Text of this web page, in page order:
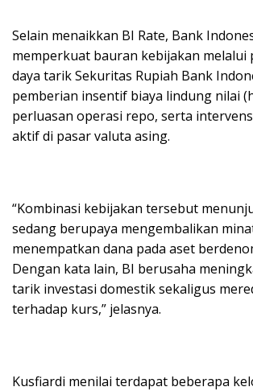
Selain menaikkan BI Rate, Bank
memperkuat bauran kebijakan melalui
daya tarik Sekuritas Rupiah Bank
pemberian insentif biaya lindung nilai
perluasan operasi repo, serta
aktif di pasar valuta asing.
“Kombinasi kebijakan tersebut
sedang berupaya mengembalikan
menempatkan dana pada aset
Dengan kata lain, BI berusaha
tarik investasi domestik sekaligus
terhadap kurs,” jelasnya.
Kusfiardi menilai terdapat beberapa